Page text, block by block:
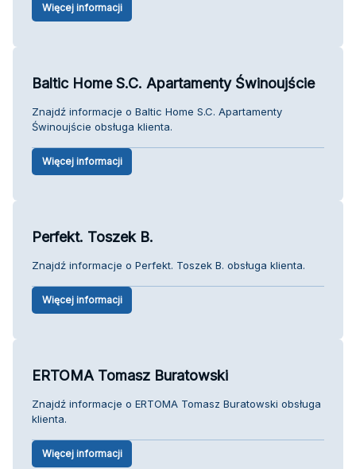
Więcej informacji
Baltic Home S.C. Apartamenty Świnoujście
Znajdź informacje o Baltic Home S.C. Apartamenty
Świnoujście obsługa klienta.
Więcej informacji
Perfekt. Toszek B.
Znajdź informacje o Perfekt. Toszek B. obsługa klienta.
Więcej informacji
ERTOMA Tomasz Buratowski
Znajdź informacje o ERTOMA Tomasz Buratowski obsługa
klienta.
Więcej informacji